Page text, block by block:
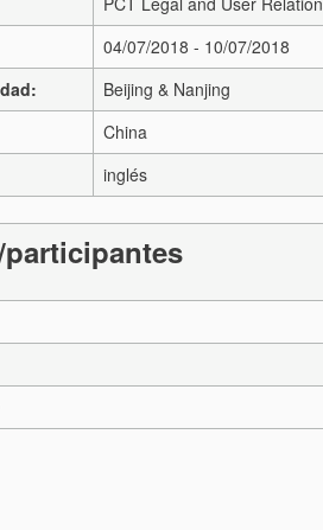
04/07/2018 - 10/07/2018
Beijing & Nanjing
China
inglés